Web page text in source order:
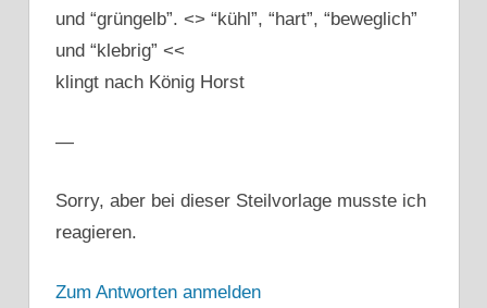
und “grüngelb”. <> “kühl”, “hart”, “beweglich”
und “klebrig” <<
klingt nach König Horst
—
Sorry, aber bei dieser Steilvorlage musste ich
reagieren.
Zum Antworten anmelden